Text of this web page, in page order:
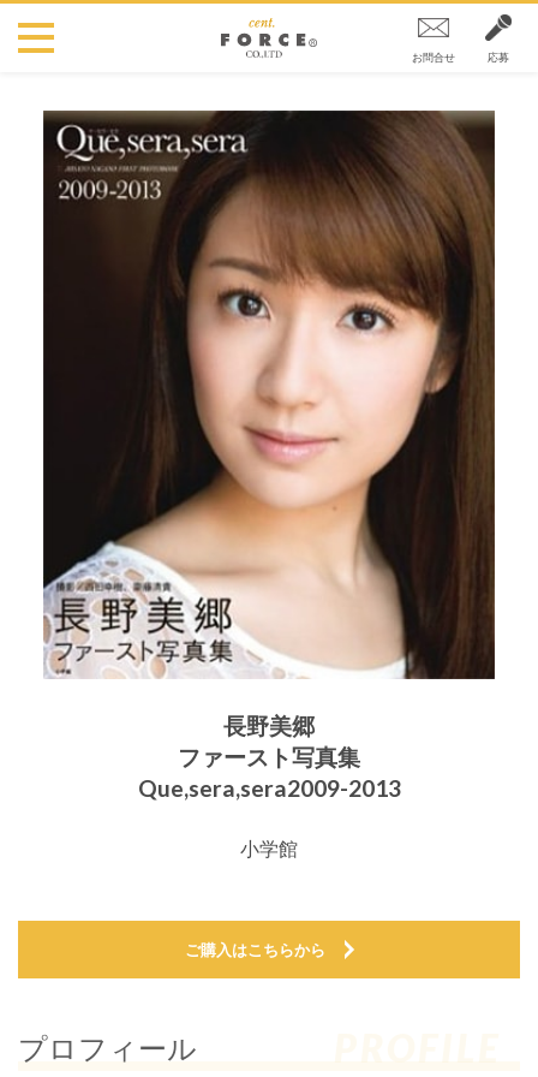
お問合せ 応募
長野美郷
ファースト写真集
Que,sera,sera2009-2013
小学館
ご購入はこちらから
プロフィール